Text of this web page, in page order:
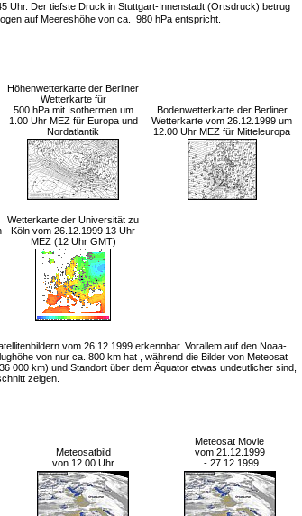
Uhr. Der tiefste Druck in Stuttgart-Innenstadt (Ortsdruck) betrug
auf Meereshöhe von ca. 980 hPa entspricht.
Höhenwetterkarte der Berliner
Wetterkarte für
500 hPa mit Isothermen um
1.00 Uhr MEZ für Europa und
Nordatlantik
Bodenwetterkarte der Berliner
Wetterkarte vom 26.12.1999 um
12.00 Uhr MEZ für Mitteleuropa
Wetterkarte der Universität zu
Köln vom 26.12.1999 13 Uhr
MEZ (12 Uhr GMT)
vom 26.12.1999 erkennbar. Vorallem auf den Noaa-
von nur ca. 800 km hat , während die Bilder von Meteosat
000 km) und Standort über dem Äquator etwas undeutlicher sind,
zeigen.
Meteosatbild
von 12.00 Uhr
Meteosat Movie
vom 21.12.1999
- 27.12.1999